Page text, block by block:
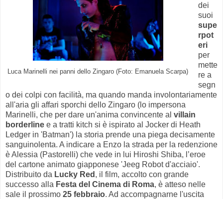
Luca Marinelli nei panni dello Zingaro (Foto: Emanuela Scarpa)
dei
suoi
supe
rpot
eri
per
mette
re a
segn
o dei colpi con facilità, ma quando manda involontariamente
all'aria gli affari sporchi dello Zingaro (lo impersona
Marinelli, che per dare un'anima convincente al villain
borderline e a tratti kitch si è ispirato al Jocker di Heath
Ledger in 'Batman') la storia prende una piega decisamente
sanguinolenta. A indicare a Enzo la strada per la redenzione
è Alessia (Pastorelli) che vede in lui Hiroshi Shiba, l’eroe
del cartone animato giapponese 'Jeeg Robot d'acciaio'.
Distribuito da Lucky Red , il film, accolto con grande
successo alla Festa del Cinema di Roma, è atteso nelle
sale il prossimo 25 febbraio. Ad accompagnarne l'uscita